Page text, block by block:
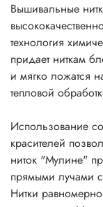
Вышивальные
технология
придает ниткам
и мягко ложатся
тепловой
Использование
красителей
ниток "Мулине"
прямыми лучами
Нитки